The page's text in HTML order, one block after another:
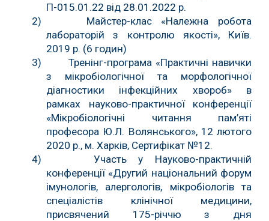
П-015.01.22 від 28.01.2022 р.
2)
Майстер-клас «Належна робота
лабораторій з контролю якості», Київ.
2019 р. (6 годин)
3)
Тренінг-програма «Практичні навички
з мікробіологічної та морфологічної
діагностики інфекційних хвороб» в
рамках науково-практичної конференції
«Мікробіологічні читання пам’яті
професора Ю.Л. Волянського», 12 лютого
2020 р., м. Харків, Сертифікат №12.
4)
Участь у Науково-практичній
конференції «Другий національний форум
імунологів, алергологів, мікробіологів та
спеціалістів клінічної медицини,
присвячений 175-річчю з дня